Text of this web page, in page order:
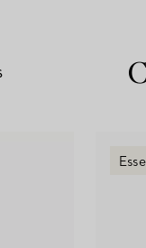
avec un expert